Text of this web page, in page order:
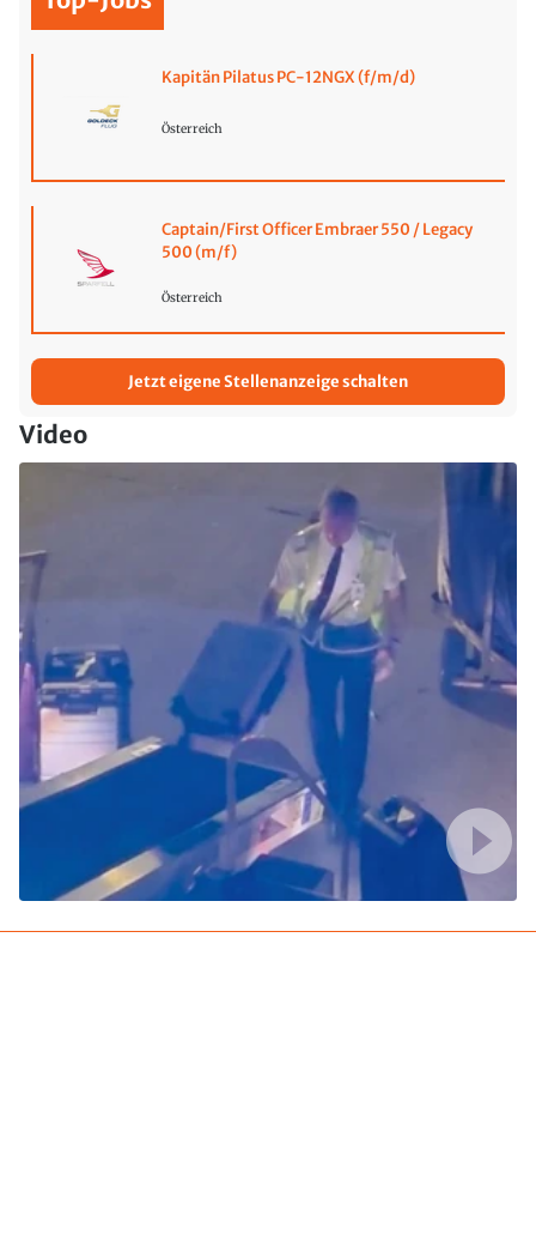
Kapitän Pilatus PC-12NGX (f/m/d)
Österreich
Captain/First Officer Embraer 550 / Legacy
500 (m/f)
Österreich
Jetzt eigene Stellenanzeige schalten
Video